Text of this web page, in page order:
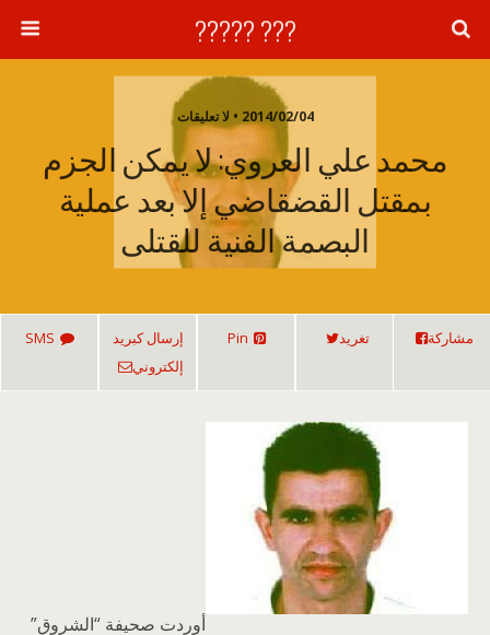
??? ?????
2014/02/04 • لا تعليقات
محمد علي العروي: لا يمكن الجزم
بمقتل القضقاضي إلا بعد عملية
البصمة الفنية للقتلى
مشاركة تغريد Pin
إرسال كبريد
إلكتروني
SMS
أوردت صحيفة “الشروق”